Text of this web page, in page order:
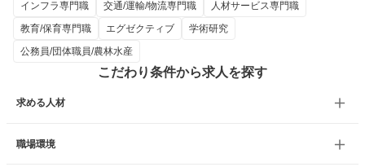
インフラ専門職
交通/運輸/物流専門職
人材サービス専門職
教育/保育専門職
エグゼクティブ
学術研究
公務員/団体職員/農林水産
こだわり条件から求人を探す
求める人材
職場環境